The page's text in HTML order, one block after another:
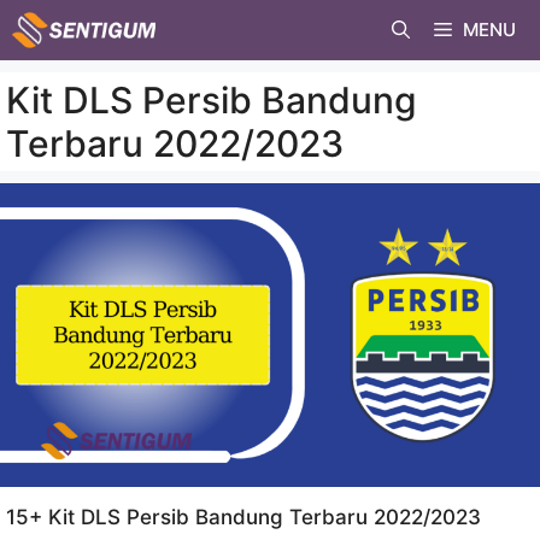
Skip
to
MENU
Kit DLS Persib Bandung
Terbaru 2022/2023
15+ Kit DLS Persib Bandung Terbaru 2022/2023